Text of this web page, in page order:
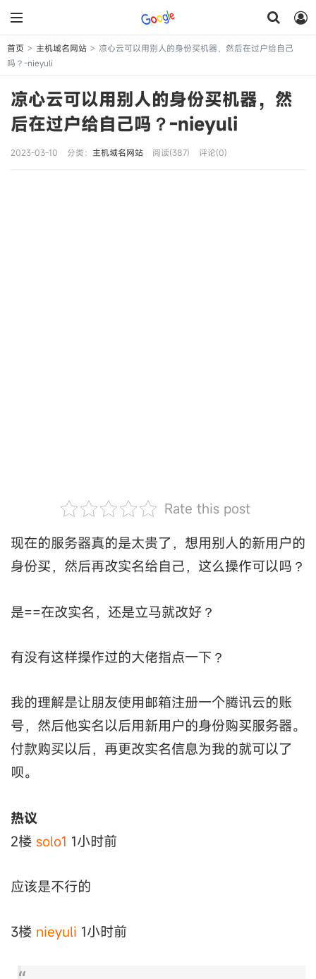
首页 > 主机域名网站 > 凉心云可以用别人的身份买机器，然后在过户给自己
吗？-nieyuli
凉心云可以用别人的身份买机器，然
后在过户给自己吗？-nieyuli
2023-03-10 分类： 主机域名网站 阅读(387) 评论(0)
Rate this post
现在的服务器真的是太贵了，想用别人的新用户的
身份买，然后再改实名给自己，这么操作可以吗？
是==在改实名，还是立马就改好？
有没有这样操作过的大佬指点一下？
我的理解是让朋友使用邮箱注册一个腾讯云的账
号，然后他实名以后用新用户的身份购买服务器。
付款购买以后，再更改实名信息为我的就可以了
呗。
热议
2楼 solo1 1小时前
应该是不行的
3楼 nieyuli 1小时前